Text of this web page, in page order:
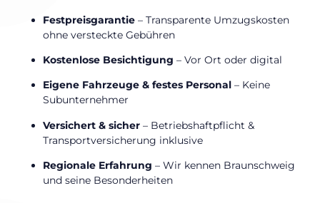
Festpreisgarantie – Transparente Umzugskosten
ohne versteckte Gebühren
Kostenlose Besichtigung – Vor Ort oder digital
Eigene Fahrzeuge & festes Personal – Keine
Subunternehmer
Versichert & sicher – Betriebshaftpflicht &
Transportversicherung inklusive
Regionale Erfahrung – Wir kennen Braunschweig
und seine Besonderheiten